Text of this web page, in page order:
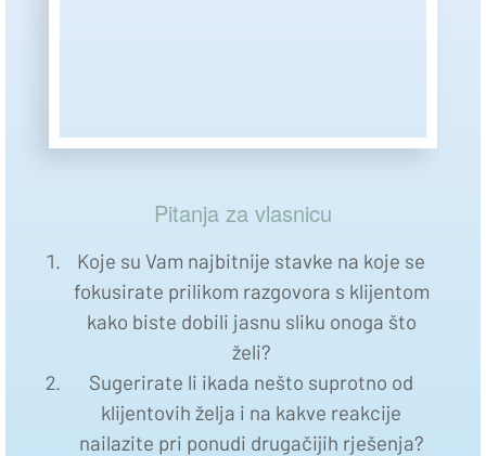
Pitanja za vlasnicu
Koje su Vam najbitnije stavke na koje se
fokusirate prilikom razgovora s klijentom
kako biste dobili jasnu sliku onoga što
želi?
Sugerirate li ikada nešto suprotno od
klijentovih želja i na kakve reakcije
nailazite pri ponudi drugačijih rješenja?